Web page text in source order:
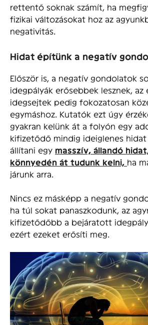
rettentő soknak számít, ha
fizikai változásokat hoz az
negativitás.
Hidat építünk a negatív
Először is, a negatív gondolatok
idegpályák erősebbek lesznek, az
idegsejtek pedig fokozatosan
egymáshoz. Kutatók ezt úgy
gyakran kelünk át a folyón egy
kifizetődő mindig ideiglenes
állítani egy masszív, állandó
könnyedén át tudunk kelni, ha
járunk arra.
Nincs ez másképp a negatív
ha túl sokat panaszkodunk, az
kifizetődőbb a bejáratott
ezért ezeket erősíti meg.